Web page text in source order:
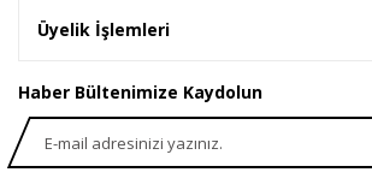
Üyelik İşlemleri
Haber Bültenimize Kaydolun